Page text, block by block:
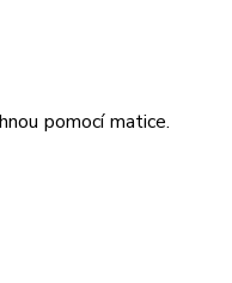
pomocí matice.